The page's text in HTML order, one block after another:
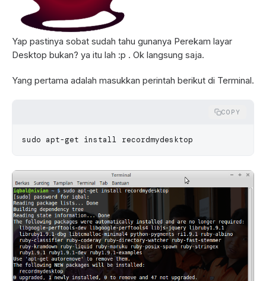
Yap pastinya sobat sudah tahu gunanya Perekam layar
Desktop bukan? ya itu lah :p . Ok langsung saja.
Yang pertama adalah masukkan perintah berikut di Terminal.
COPY
sudo apt-get install recordmydesktop